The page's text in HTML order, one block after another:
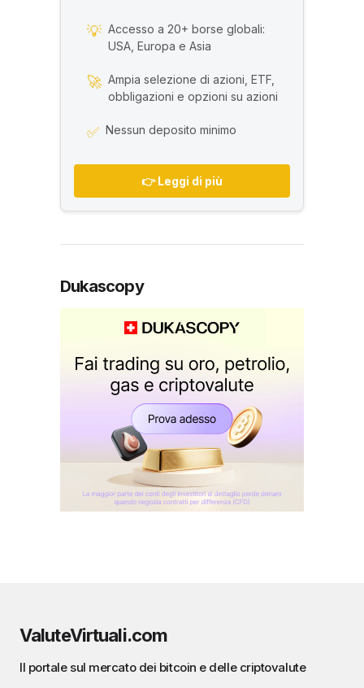
💡 Accesso a 20+ borse globali:
USA, Europa e Asia
🚀 Ampia selezione di azioni, ETF,
obbligazioni e opzioni su azioni
✅ Nessun deposito minimo
👉 Leggi di più
Dukascopy
ValuteVirtuali.com
Il portale sul mercato dei bitcoin e delle criptovalute